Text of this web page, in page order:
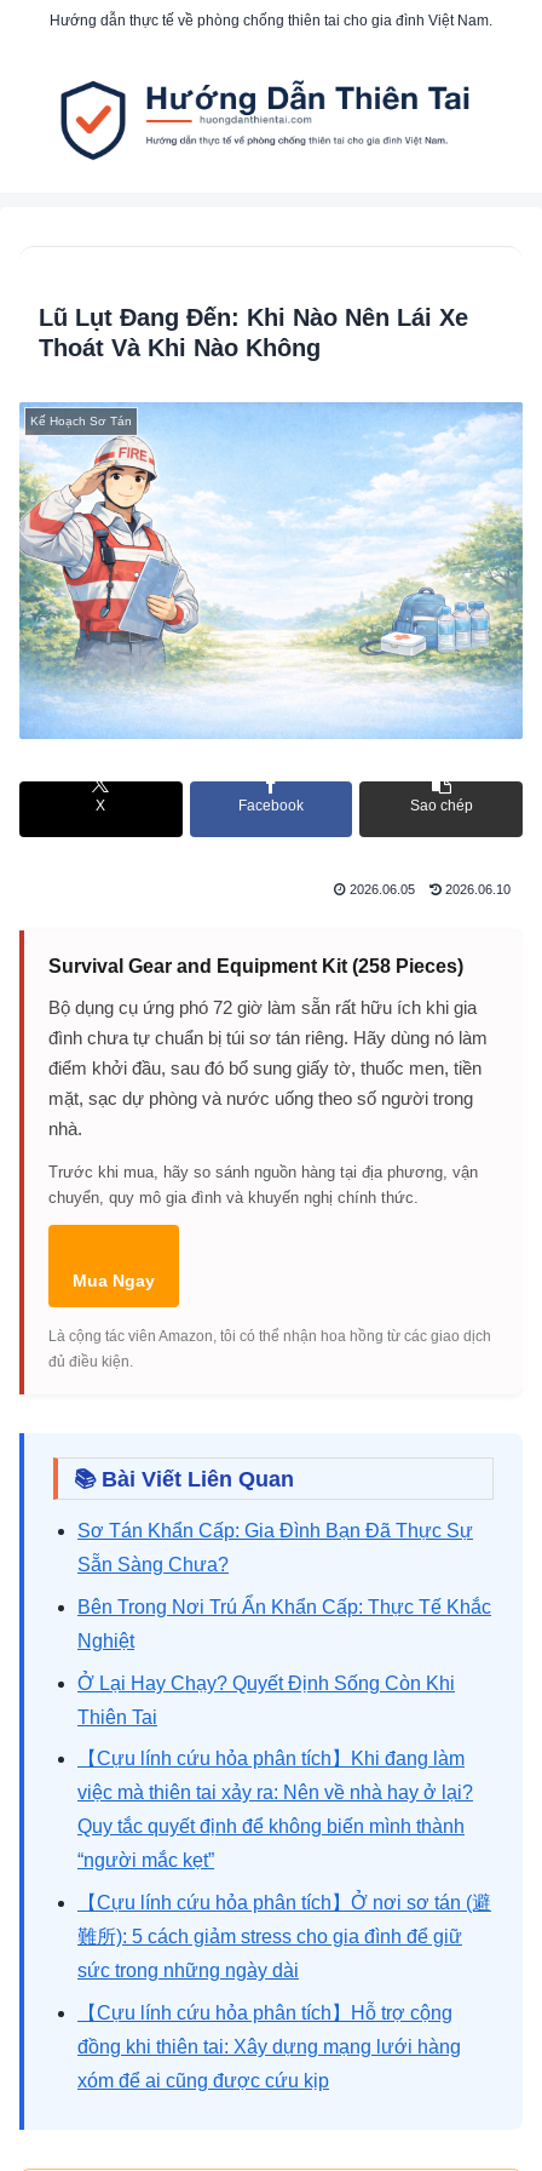
Hướng dẫn thực tế về phòng chống thiên tai cho gia đình Việt Nam.
Lũ Lụt Đang Đến: Khi Nào Nên Lái Xe
Thoát Và Khi Nào Không
Kế Hoạch Sơ Tán
X Facebook Sao chép
2026.06.05 2026.06.10
Survival Gear and Equipment Kit (258 Pieces)
Bộ dụng cụ ứng phó 72 giờ làm sẵn rất hữu ích khi gia
đình chưa tự chuẩn bị túi sơ tán riêng. Hãy dùng nó làm
điểm khởi đầu, sau đó bổ sung giấy tờ, thuốc men, tiền
mặt, sạc dự phòng và nước uống theo số người trong
nhà.
Trước khi mua, hãy so sánh nguồn hàng tại địa phương, vận
chuyển, quy mô gia đình và khuyến nghị chính thức.
Mua Ngay
Là cộng tác viên Amazon, tôi có thể nhận hoa hồng từ các giao dịch
đủ điều kiện.
📚 Bài Viết Liên Quan
Sơ Tán Khẩn Cấp: Gia Đình Bạn Đã Thực Sự
Sẵn Sàng Chưa?
Bên Trong Nơi Trú Ẩn Khẩn Cấp: Thực Tế Khắc
Nghiệt
Ở Lại Hay Chạy? Quyết Định Sống Còn Khi
Thiên Tai
【Cựu lính cứu hỏa phân tích】Khi đang làm
việc mà thiên tai xảy ra: Nên về nhà hay ở lại?
Quy tắc quyết định để không biến mình thành
“người mắc kẹt”
【Cựu lính cứu hỏa phân tích】Ở nơi sơ tán (避
難所): 5 cách giảm stress cho gia đình để giữ
sức trong những ngày dài
【Cựu lính cứu hỏa phân tích】Hỗ trợ cộng
đồng khi thiên tai: Xây dựng mạng lưới hàng
xóm để ai cũng được cứu kịp